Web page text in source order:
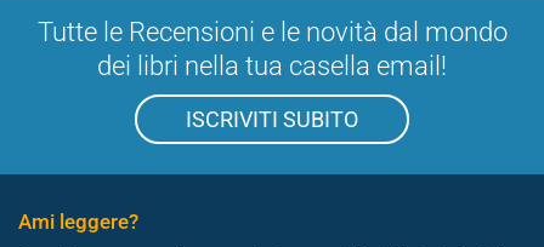
Tutte le Recensioni e le novità dal mondo
dei libri nella tua casella email!
ISCRIVITI SUBITO
Ami leggere?